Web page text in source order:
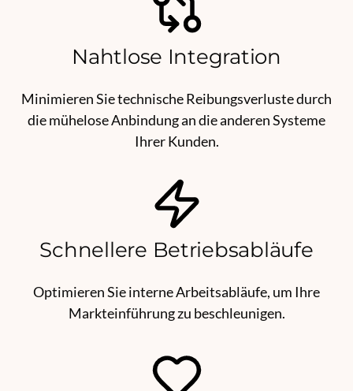
Nahtlose Integration
Minimieren Sie technische Reibungsverluste durch
die mühelose Anbindung an die anderen Systeme
Ihrer Kunden.
Schnellere Betriebsabläufe
Optimieren Sie interne Arbeitsabläufe, um Ihre
Markteinführung zu beschleunigen.